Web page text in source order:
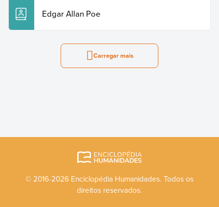
Edgar Allan Poe
Carregar mais
© 2016-2026 Enciclopédia Humanidades. Todos os
direitos reservados.